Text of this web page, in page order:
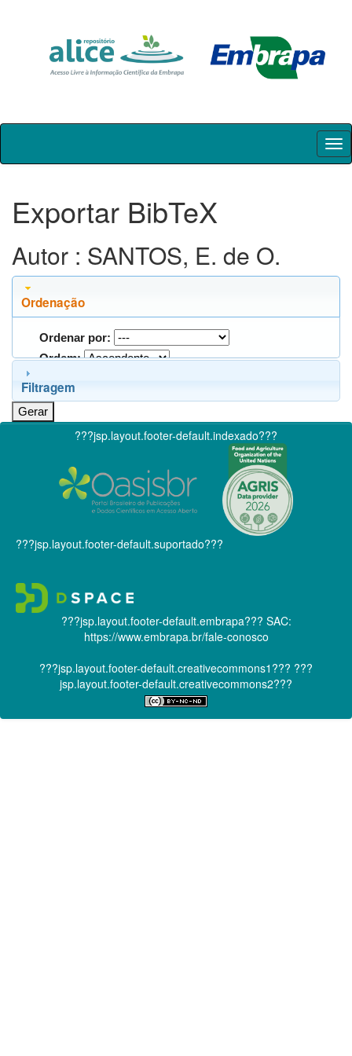
Skip
Exportar BibTeX
Autor : SANTOS, E. de O.
Ordenação
Ordenar por:
Ordem:
Filtragem
???jsp.layout.footer-default.indexado???
???jsp.layout.footer-default.suportado???
???jsp.layout.footer-default.embrapa??? SAC:
https://www.embrapa.br/fale-conosco
???jsp.layout.footer-default.creativecommons1??? ???
jsp.layout.footer-default.creativecommons2???